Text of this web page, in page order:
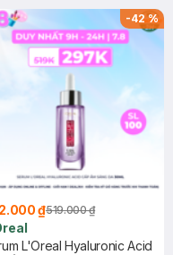
-42%
₫519.000 ₫
L'Oreal Hyaluronic Acid